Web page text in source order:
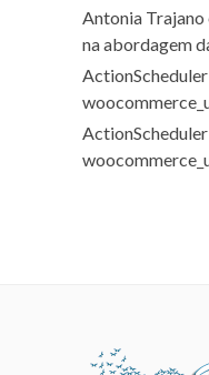
Antonia Trajano
na abordagem
ActionScheduler
ActionScheduler